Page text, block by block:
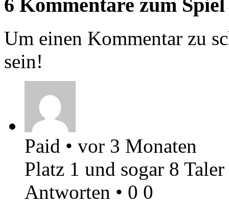
6 Kommentare zum Spiel
Um einen Kommentar zu
sein!
Paid • vor 3 Monaten
Platz 1 und sogar 8
Antworten • 0 0